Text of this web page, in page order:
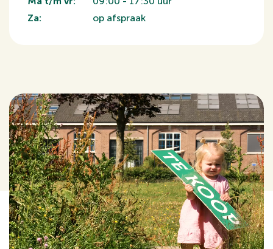
Za:
op afspraak